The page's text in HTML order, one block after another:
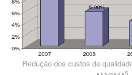
Redução dos custos de
5